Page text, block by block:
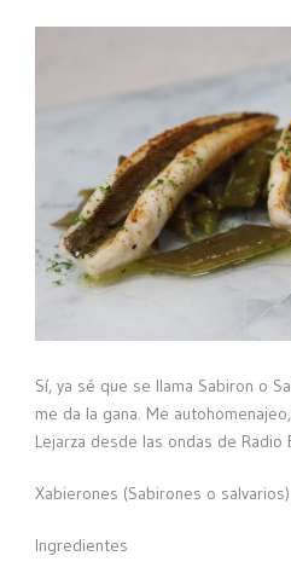
Sí, ya sé que se llama Sabiron o
me da la gana. Me
Lejarza desde las ondas de Radio
Xabierones (Sabirones o
Ingredientes